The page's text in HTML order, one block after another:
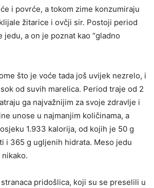
i povrće, a tokom zime konzumiraju
žitarice i ovčji sir. Postoji period
jedu, a on je poznat kao “gladno
što je voće tada još uvijek nezrelo, i
od suvih marelica. Period traje od 2
ga najvažnijim za svoje zdravlje i
unose u najmanjim količinama, a
1.933 kalorija, od kojih je 50 g
i 365 g ugljenih hidrata. Meso jedu
pridošlica, koji su se preselili u